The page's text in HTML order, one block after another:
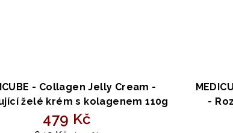
- Collagen Jelly Cream -
želé krém s kolagenem 110g
479 Kč
-